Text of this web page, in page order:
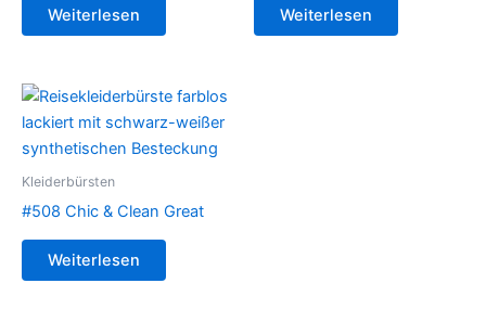
Weiterlesen Weiterlesen
Kleiderbürsten
#508 Chic & Clean Great
Weiterlesen